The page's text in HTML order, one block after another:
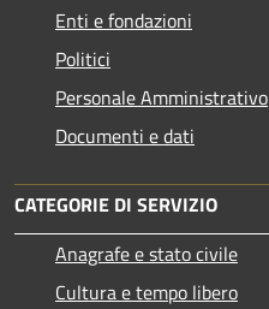
Enti e fondazioni
Politici
Personale Amministrativo
Documenti e dati
CATEGORIE DI SERVIZIO
Anagrafe e stato civile
Cultura e tempo libero